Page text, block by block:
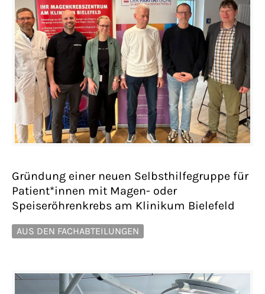
Gründung einer neuen Selbsthilfegruppe für
Patient*innen mit Magen- oder
Speiseröhrenkrebs am Klinikum Bielefeld
AUS DEN FACHABTEILUNGEN